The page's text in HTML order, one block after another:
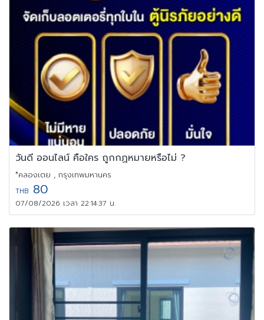
วันดี ออนไลน์ คือใคร ถูกกฏหมายหรือไม่ ?
*คลองเตย , กรุงเทพมหานคร
THB 80
07/08/2026 เวลา 22:14:37 น.